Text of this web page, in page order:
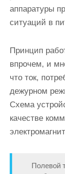
аппаратуры
ситуаций в
Принцип
впрочем, и
что ток,
дежурном
Схема
качестве
Полевой